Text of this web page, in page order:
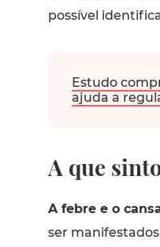
possível
Estudo
ajuda a
A que
A febre e o
ser